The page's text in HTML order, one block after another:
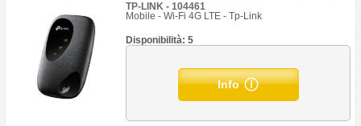
TP-LINK - 104461
Mobile - Wi-Fi 4G LTE - Tp-Link
Disponibilità: 5
Info